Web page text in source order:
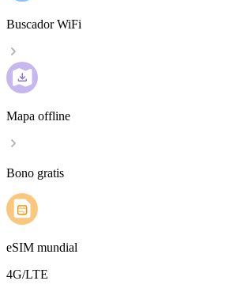
Buscador WiFi
Mapa offline
Bono gratis
eSIM mundial
4G/LTE